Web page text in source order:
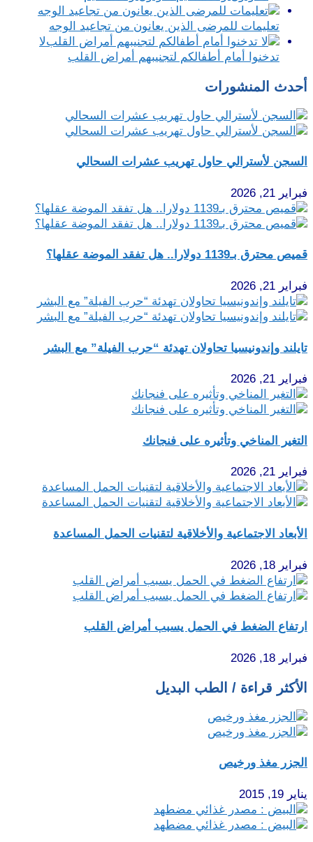
تعليمات للمرضى الذين يعانون من تجاعيد الوجه
لا
تدخنوا أمام أطفالكم لتجنيبهم أمراض القلب
أحدث المنشورات
السجن لأسترالي حاول تهريب عشرات السحالي
فبراير 21, 2026
قميص محترق بـ1139 دولارا.. هل تفقد الموضة عقلها؟
فبراير 21, 2026
تايلند وإندونيسيا تحاولان تهدئة “حرب الفيلة” مع البشر
فبراير 21, 2026
التغير المناخي وتأثيره على فنجانك
فبراير 21, 2026
الأبعاد الاجتماعية والأخلاقية لتقنيات الحمل المساعدة
فبراير 18, 2026
ارتفاع الضغط في الحمل يسبب أمراض القلب
فبراير 18, 2026
الأكثر قراءة / الطب البديل
الجزر مغذ ورخيص
يناير 19, 2015